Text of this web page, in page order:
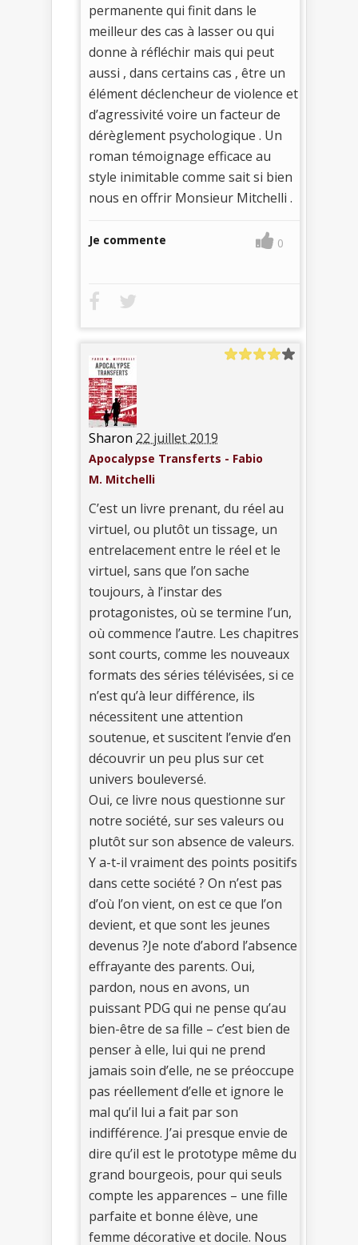
permanente qui finit dans le
meilleur des cas à lasser ou qui
donne à réfléchir mais qui peut
aussi , dans certains cas , être un
élément déclencheur de violence et
d’agressivité voire un facteur de
dérèglement psychologique . Un
roman témoignage efficace au
style inimitable comme sait si bien
nous en offrir Monsieur Mitchelli .
Je commente 0
Sharon 22 juillet 2019
Apocalypse Transferts - Fabio
M. Mitchelli
C’est un livre prenant, du réel au
virtuel, ou plutôt un tissage, un
entrelacement entre le réel et le
virtuel, sans que l’on sache
toujours, à l’instar des
protagonistes, où se termine l’un,
où commence l’autre. Les chapitres
sont courts, comme les nouveaux
formats des séries télévisées, si ce
n’est qu’à leur différence, ils
nécessitent une attention
soutenue, et suscitent l’envie d’en
découvrir un peu plus sur cet
univers bouleversé.
Oui, ce livre nous questionne sur
notre société, sur ses valeurs ou
plutôt sur son absence de valeurs.
Y a-t-il vraiment des points positifs
dans cette société ? On n’est pas
d’où l’on vient, on est ce que l’on
devient, et que sont les jeunes
devenus ?Je note d’abord l’absence
effrayante des parents. Oui,
pardon, nous en avons, un
puissant PDG qui ne pense qu’au
bien-être de sa fille – c’est bien de
penser à elle, lui qui ne prend
jamais soin d’elle, ne se préoccupe
pas réellement d’elle et ignore le
mal qu’il lui a fait par son
indifférence. J’ai presque envie de
dire qu’il est le prototype même du
grand bourgeois, pour qui seuls
compte les apparences – une fille
parfaite et bonne élève, une
femme décorative et docile. Nous